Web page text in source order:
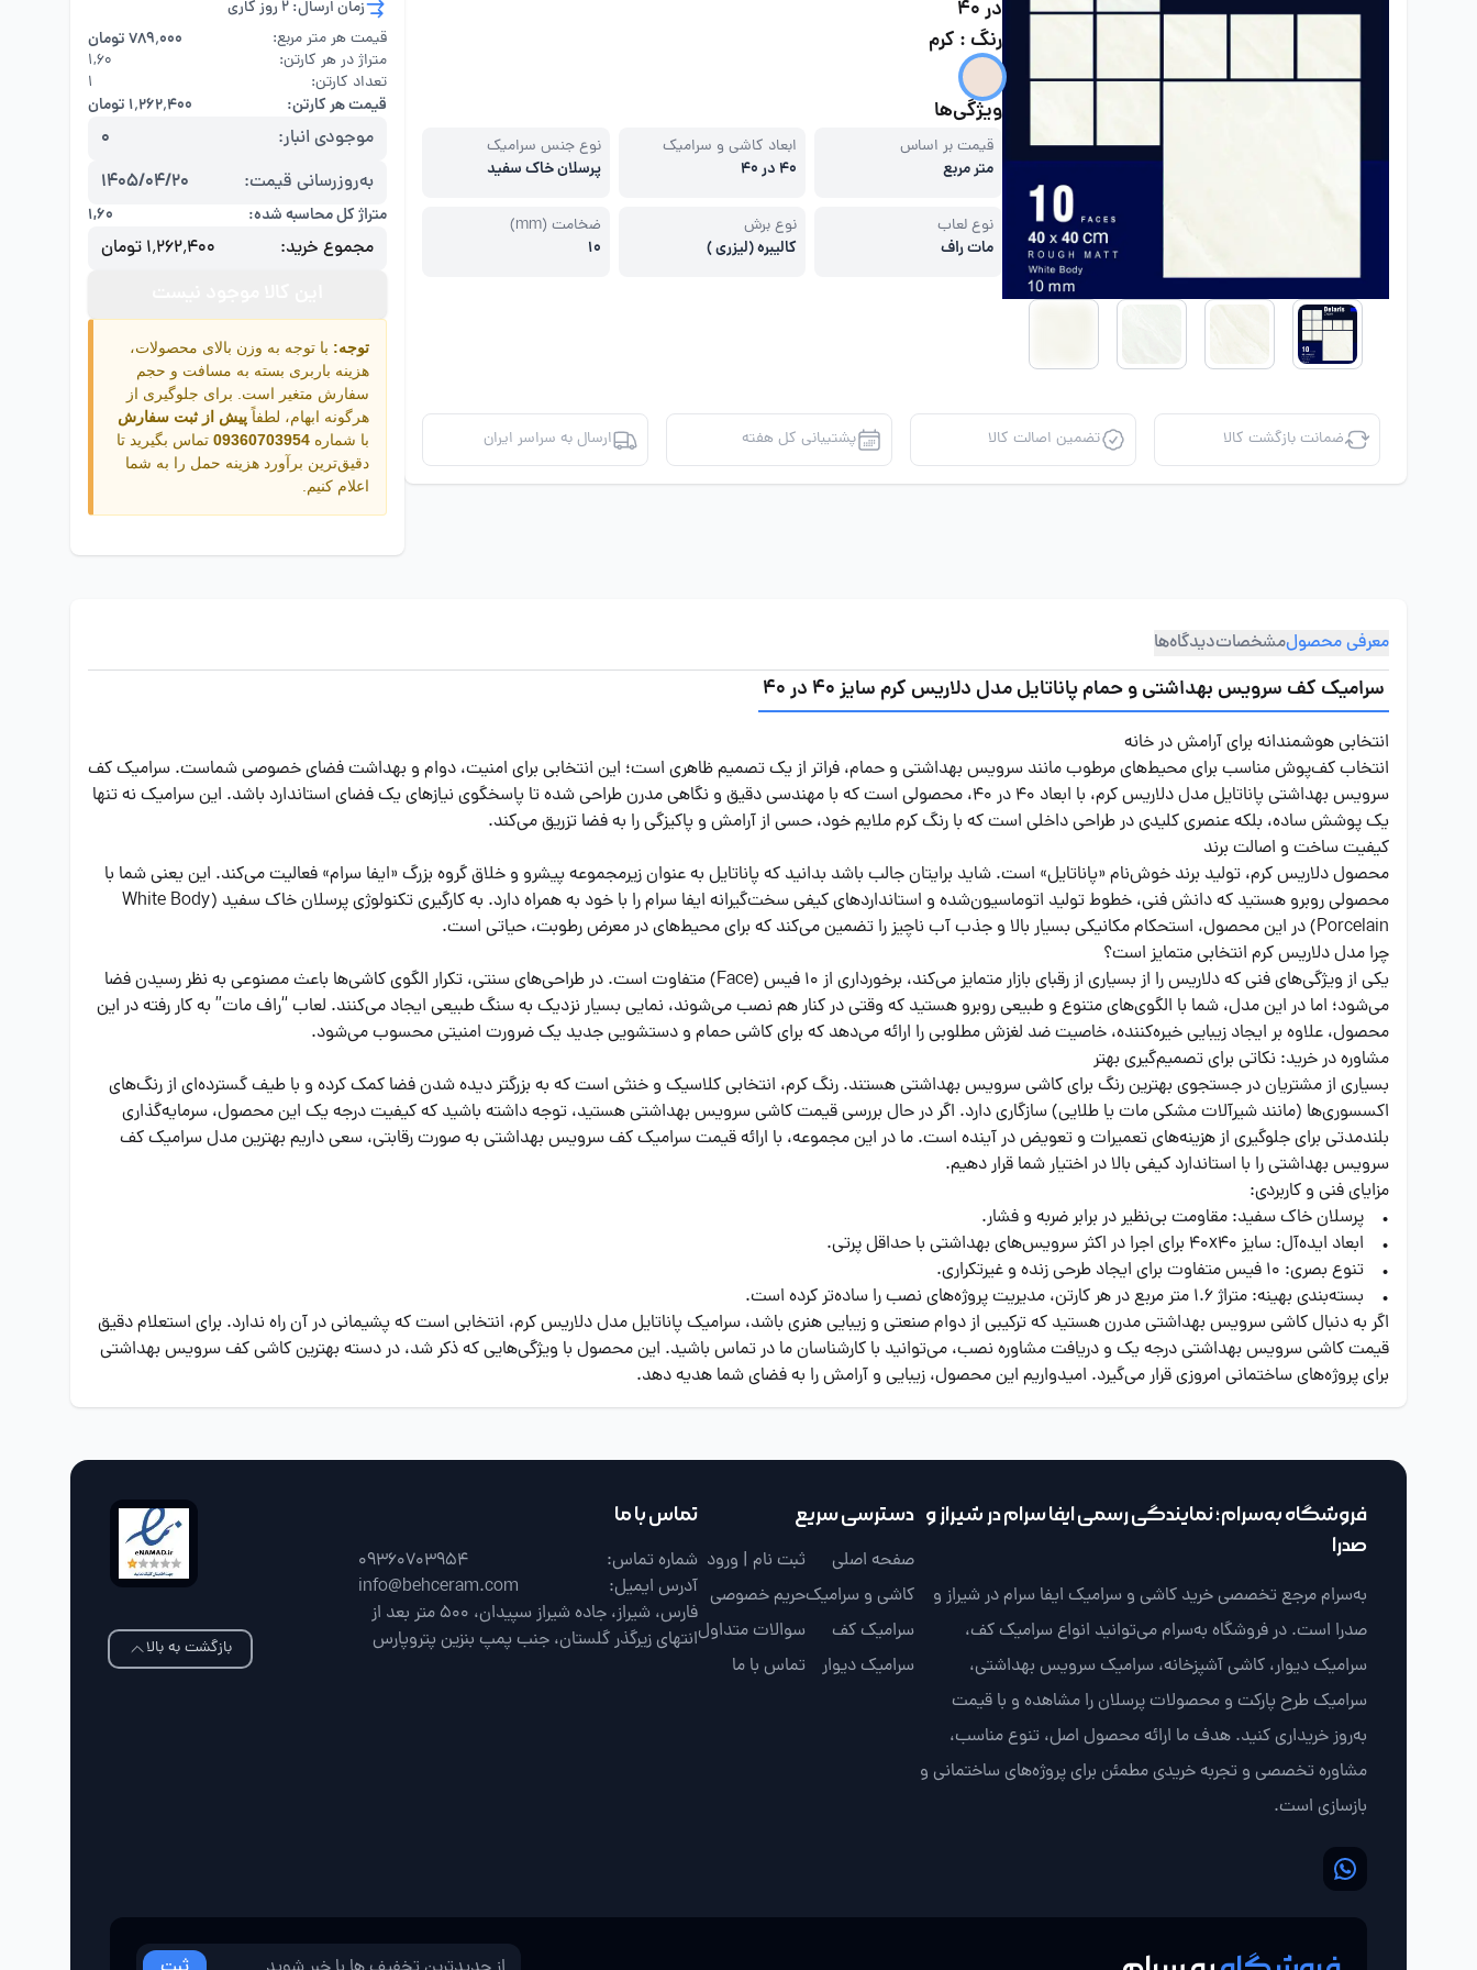
در 40
رنگ : کرم
ویژگی‌ها
قیمت بر اساس
متر مربع
ابعاد کاشی و سرامیک
40 در 40
نوع جنس سرامیک
پرسلان خاک سفید
نوع لعاب
مات راف
نوع برش
کالیبره (لیزری )
ضخامت (mm)
10
ضمانت بازگشت کالا تضمین اصالت کالا پشتیبانی کل هفته ارسال به سراسر ایران
زمان ارسال: 2 روز کاری
قیمت هر متر مربع:
۷۸۹٬۰۰۰ تومان
متراژ در هر کارتن:
۱,۶۰
تعداد کارتن:
1
قیمت هر کارتن: ۱٬۲۶۲٬۴۰۰ تومان
موجودی انبار:
0
به‌روزرسانی قیمت:
1405/04/20
متراژ کل محاسبه شده: ۱,۶۰
مجموع خرید: ۱٬۲۶۲٬۴۰۰ تومان
توجه: با توجه به وزن بالای محصولات،
هزینه باربری بسته به مسافت و حجم
سفارش متغیر است. برای جلوگیری از
هرگونه ابهام، لطفاً پیش از ثبت سفارش
با شماره 09360703954 تماس بگیرید تا
دقیق‌ترین برآورد هزینه حمل را به شما
اعلام کنیم.
معرفی محصولمشخصاتدیدگاه‌ها
سرامیک کف سرویس بهداشتی و حمام پاناتایل مدل دلاریس کرم سایز 40 در 40
انتخابی هوشمندانه برای آرامش در خانه
انتخاب کف‌پوش مناسب برای محیط‌های مرطوب مانند سرویس بهداشتی و حمام، فراتر از یک تصمیم ظاهری است؛ این انتخابی برای امنیت، دوام و بهداشت فضای خصوصی شماست. سرامیک کف
سرویس بهداشتی پاناتایل مدل دلاریس کرم، با ابعاد 40 در 40، محصولی است که با مهندسی دقیق و نگاهی مدرن طراحی شده تا پاسخگوی نیازهای یک فضای استاندارد باشد. این سرامیک نه تنها
یک پوشش ساده، بلکه عنصری کلیدی در طراحی داخلی است که با رنگ کرم ملایم خود، حسی از آرامش و پاکیزگی را به فضا تزریق می‌کند.
کیفیت ساخت و اصالت برند
محصول دلاریس کرم، تولید برند خوش‌نام «پاناتایل» است. شاید برایتان جالب باشد بدانید که پاناتایل به عنوان زیرمجموعه پیشرو و خلاق گروه بزرگ «ایفا سرام» فعالیت می‌کند. این یعنی شما با
محصولی روبرو هستید که دانش فنی، خطوط تولید اتوماسیون‌شده و استانداردهای کیفی سخت‌گیرانه ایفا سرام را با خود به همراه دارد. به کارگیری تکنولوژی پرسلان خاک سفید (White Body
Porcelain) در این محصول، استحکام مکانیکی بسیار بالا و جذب آب ناچیز را تضمین می‌کند که برای محیط‌های در معرض رطوبت، حیاتی است.
چرا مدل دلاریس کرم انتخابی متمایز است؟
یکی از ویژگی‌های فنی که دلاریس را از بسیاری از رقبای بازار متمایز می‌کند، برخورداری از 10 فیس (Face) متفاوت است. در طراحی‌های سنتی، تکرار الگوی کاشی‌ها باعث مصنوعی به نظر رسیدن فضا
می‌شود؛ اما در این مدل، شما با الگوی‌های متنوع و طبیعی روبرو هستید که وقتی در کنار هم نصب می‌شوند، نمایی بسیار نزدیک به سنگ طبیعی ایجاد می‌کنند. لعاب “راف مات” به کار رفته در این
محصول، علاوه بر ایجاد زیبایی خیره‌کننده، خاصیت ضد لغزش مطلوبی را ارائه می‌دهد که برای کاشی حمام و دستشویی جدید یک ضرورت امنیتی محسوب می‌شود.
مشاوره در خرید: نکاتی برای تصمیم‌گیری بهتر
بسیاری از مشتریان در جستجوی بهترین رنگ برای کاشی سرویس بهداشتی هستند. رنگ کرم، انتخابی کلاسیک و خنثی است که به بزرگتر دیده شدن فضا کمک کرده و با طیف گسترده‌ای از رنگ‌های
اکسسوری‌ها (مانند شیرآلات مشکی مات یا طلایی) سازگاری دارد. اگر در حال بررسی قیمت کاشی سرویس بهداشتی هستید، توجه داشته باشید که کیفیت درجه یک این محصول، سرمایه‌گذاری
بلندمدتی برای جلوگیری از هزینه‌های تعمیرات و تعویض در آینده است. ما در این مجموعه، با ارائه قیمت سرامیک کف سرویس بهداشتی به صورت رقابتی، سعی داریم بهترین مدل سرامیک کف
سرویس بهداشتی را با استاندارد کیفی بالا در اختیار شما قرار دهیم.
مزایای فنی و کاربردی:
• پرسلان خاک سفید: مقاومت بی‌نظیر در برابر ضربه و فشار.
• ابعاد ایده‌آل: سایز 40x40 برای اجرا در اکثر سرویس‌های بهداشتی با حداقل پرتی.
• تنوع بصری: 10 فیس متفاوت برای ایجاد طرحی زنده و غیرتکراری.
• بسته‌بندی بهینه: متراژ 1.6 متر مربع در هر کارتن، مدیریت پروژه‌های نصب را ساده‌تر کرده است.
اگر به دنبال کاشی سرویس بهداشتی مدرن هستید که ترکیبی از دوام صنعتی و زیبایی هنری باشد، سرامیک پاناتایل مدل دلاریس کرم، انتخابی است که پشیمانی در آن راه ندارد. برای استعلام دقیق
قیمت کاشی سرویس بهداشتی درجه یک و دریافت مشاوره نصب، می‌توانید با کارشناسان ما در تماس باشید. این محصول با ویژگی‌هایی که ذکر شد، در دسته بهترین کاشی کف سرویس بهداشتی
برای پروژه‌های ساختمانی امروزی قرار می‌گیرد. امیدواریم این محصول، زیبایی و آرامش را به فضای شما هدیه دهد.
فروشگاه به‌سرام؛ نمایندگی رسمی ایفا سرام در شیراز و
صدرا
به‌سرام مرجع تخصصی خرید کاشی و سرامیک ایفا سرام در شیراز و
صدرا است. در فروشگاه به‌سرام می‌توانید انواع سرامیک کف،
سرامیک دیوار، کاشی آشپزخانه، سرامیک سرویس بهداشتی،
سرامیک طرح پارکت و محصولات پرسلان را مشاهده و با قیمت
به‌روز خریداری کنید. هدف ما ارائه محصول اصل، تنوع مناسب،
مشاوره تخصصی و تجربه خریدی مطمئن برای پروژه‌های ساختمانی و
بازسازی است.
دسترسی سریع
صفحه اصلی
کاشی و سرامیک
سرامیک کف
سرامیک دیوار
ثبت نام | ورود
حریم خصوصی
سوالات متداول
تماس با ما
تماس با ما
شماره تماس:
09360703954
آدرس ایمیل:
info@behceram.com
فارس، شیراز، جاده شیراز سپیدان، 500 متر بعد از
انتهای زیرگذر گلستان، جنب پمپ بنزین پتروپارس
بازگشت به بالا